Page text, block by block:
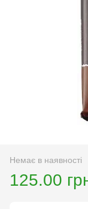
Немає в наявності
125.00